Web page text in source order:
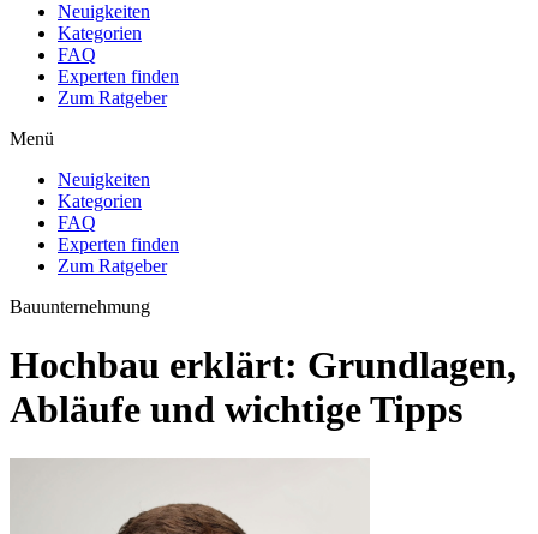
Neuigkeiten
Kategorien
FAQ
Experten finden
Zum Ratgeber
Menü
Neuigkeiten
Kategorien
FAQ
Experten finden
Zum Ratgeber
Bauunternehmung
Hochbau erklärt: Grundlagen,
Abläufe und wichtige Tipps